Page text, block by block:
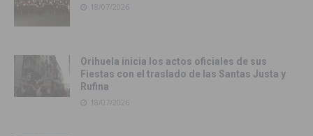
18/07/2026
Orihuela inicia los actos oficiales de sus
Fiestas con el traslado de las Santas Justa y
Rufina
18/07/2026